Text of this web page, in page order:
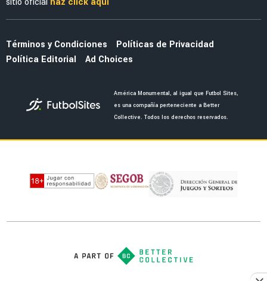
Cruzeiro volverá a la carga por Brian
Rodríguez y preparan una nueva oferta
América presenta su uniforme de visitante